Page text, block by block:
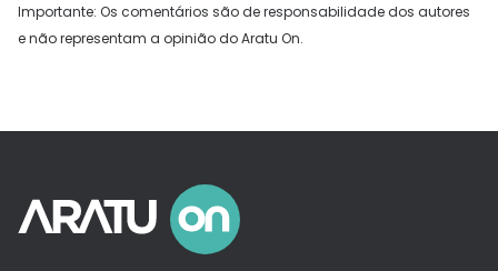
Importante: Os comentários são de responsabilidade dos autores
e não representam a opinião do Aratu On.